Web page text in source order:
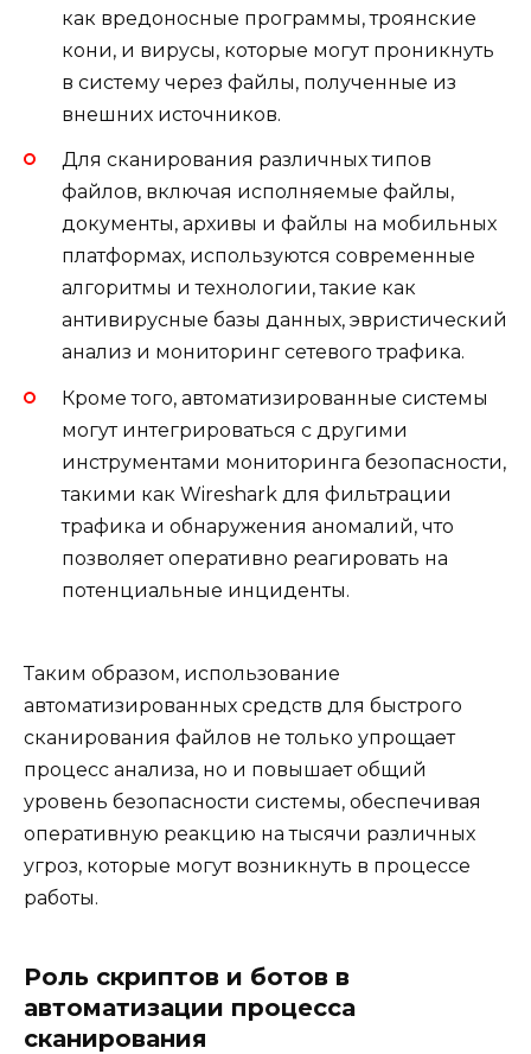
как вредоносные программы, троянские
кони, и вирусы, которые могут проникнуть
в систему через файлы, полученные из
внешних источников.
Для сканирования различных типов
файлов, включая исполняемые файлы,
документы, архивы и файлы на мобильных
платформах, используются современные
алгоритмы и технологии, такие как
антивирусные базы данных, эвристический
анализ и мониторинг сетевого трафика.
Кроме того, автоматизированные системы
могут интегрироваться с другими
инструментами мониторинга безопасности,
такими как Wireshark для фильтрации
трафика и обнаружения аномалий, что
позволяет оперативно реагировать на
потенциальные инциденты.
Таким образом, использование
автоматизированных средств для быстрого
сканирования файлов не только упрощает
процесс анализа, но и повышает общий
уровень безопасности системы, обеспечивая
оперативную реакцию на тысячи различных
угроз, которые могут возникнуть в процессе
работы.
Роль скриптов и ботов в
автоматизации процесса
сканирования